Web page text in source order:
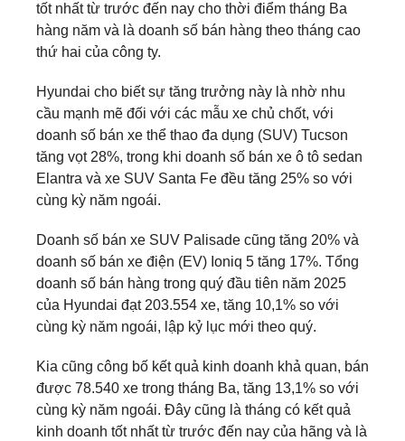
tốt nhất từ trước đến nay cho thời điểm tháng Ba
hàng năm và là doanh số bán hàng theo tháng cao
thứ hai của công ty.
Hyundai cho biết sự tăng trưởng này là nhờ nhu
cầu mạnh mẽ đối với các mẫu xe chủ chốt, với
doanh số bán xe thể thao đa dụng (SUV) Tucson
tăng vọt 28%, trong khi doanh số bán xe ô tô sedan
Elantra và xe SUV Santa Fe đều tăng 25% so với
cùng kỳ năm ngoái.
Doanh số bán xe SUV Palisade cũng tăng 20% và
doanh số bán xe điện (EV) Ioniq 5 tăng 17%. Tổng
doanh số bán hàng trong quý đầu tiên năm 2025
của Hyundai đạt 203.554 xe, tăng 10,1% so với
cùng kỳ năm ngoái, lập kỷ lục mới theo quý.
Kia cũng công bố kết quả kinh doanh khả quan, bán
được 78.540 xe trong tháng Ba, tăng 13,1% so với
cùng kỳ năm ngoái. Đây cũng là tháng có kết quả
kinh doanh tốt nhất từ trước đến nay của hãng và là